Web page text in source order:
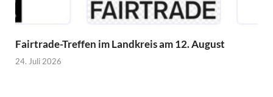
Fairtrade-Treffen im Landkreis am 12. August
24. Juli 2026